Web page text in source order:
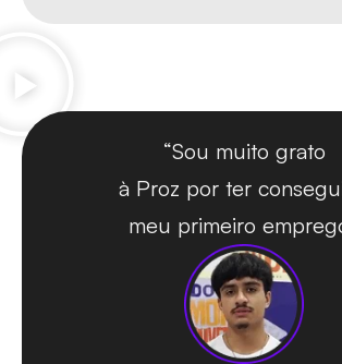
“Sou muito grato
à Proz por ter
meu primeiro